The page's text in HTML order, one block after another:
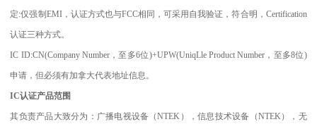
定:仅强制EMI，认证方式也与FCC相同，可采用自我验证，符合明，Certification
认证三种方式。
IC ID:CN(Company Number，至多6位)+UPW(UniqLle Product Number，至多8位)
申请，但必须有加拿大代表地址信息。
IC认证产品范围
其负责产品大致分为：广播电视设备（NTEK），信息技术设备（NTEK），无